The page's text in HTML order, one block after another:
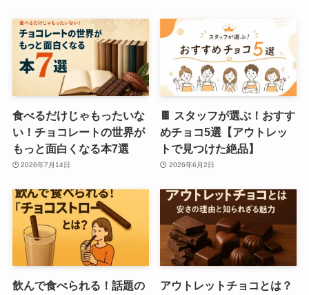
食べるだけじゃもったいな
い！チョコレートの世界が
もっと面白くなる本7選
2026年7月14日
🍫 スタッフが選ぶ！おすす
めチョコ5選【アウトレッ
トで見つけた絶品】
2026年6月2日
飲んで食べられる！話題の
アウトレットチョコとは？